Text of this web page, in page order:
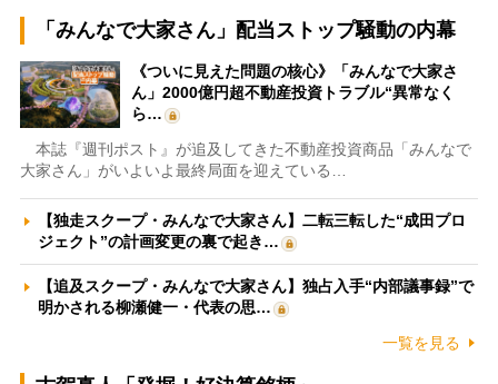
「みんなで大家さん」配当ストップ騒動の内幕
《ついに見えた問題の核心》「みんなで大家さ
ん」2000億円超不動産投資トラブル“異常なく
ら…
本誌『週刊ポスト』が追及してきた不動産投資商品「みんなで
大家さん」がいよいよ最終局面を迎えている…
【独走スクープ・みんなで大家さん】二転三転した“成田プロ
ジェクト”の計画変更の裏で起き…
【追及スクープ・みんなで大家さん】独占入手“内部議事録”で
明かされる柳瀬健一・代表の思…
一覧を見る